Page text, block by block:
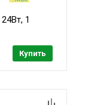
1
Купить